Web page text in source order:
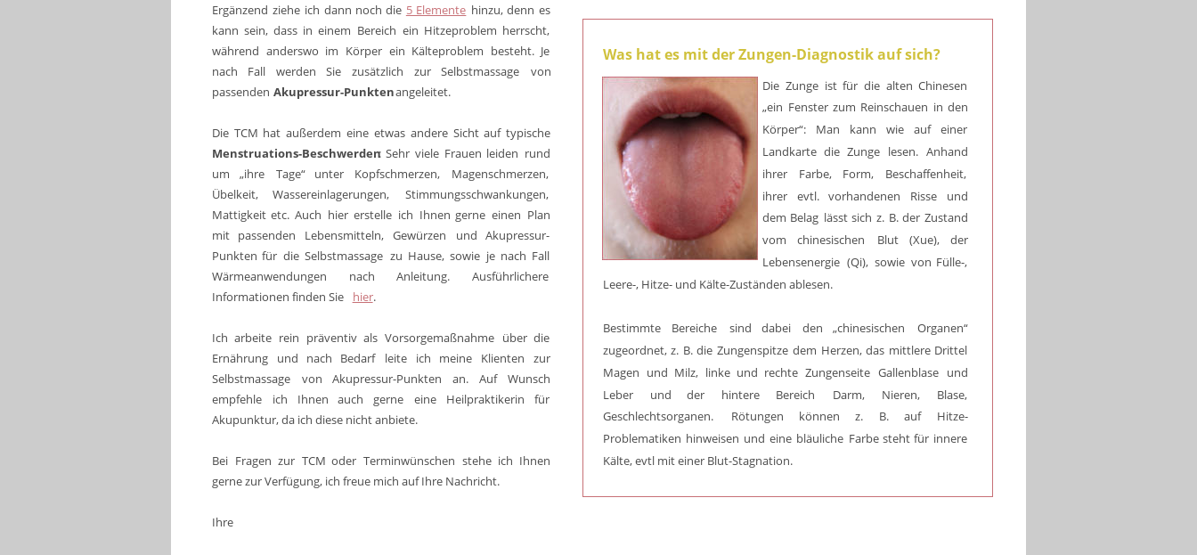
Ergänzend ziehe ich dann noch die 5 Elemente hinzu, denn es
kann sein, dass in einem Bereich ein Hitzeproblem herrscht,
während anderswo im Körper ein Kälteproblem besteht. Je
nach
Fall werden Sie zusätzlich zur Selbstmassage
von
passenden Akupressur-Punkten angeleitet.
Die TCM hat außerdem eine etwas andere Sicht auf typische
Menstruations-Beschwerden: Sehr viele Frauen leiden rund
um
„ihre Tage“ unter Kopfschmerzen,
Magenschmerzen,
Übelkeit,
Wassereinlagerungen,
Stimmungsschwankungen,
Mattigkeit etc. Auch hier erstelle ich Ihnen gerne einen Plan
mit passenden Lebensmitteln, Gewürzen und Akupressur-
Punkten für die Selbstmassage zu Hause, sowie je nach Fall
Wärmeanwendungen
nach Anleitung.
Ausführlichere
Informationen finden Sie
hier.
Ich arbeite rein präventiv als Vorsorgemaßnahme über die
Ernährung
und nach Bedarf leite ich meine Klienten
zur
Selbstmassage
von Akupressur-Punkten an. Auf
Wunsch
empfehle
ich Ihnen auch gerne eine Heilpraktikerin
für
Akupunktur, da ich diese nicht anbiete.
Bei Fragen zur TCM oder Terminwünschen stehe ich Ihnen
gerne zur Verfügung, ich freue mich auf Ihre Nachricht.
Ihre
Was hat es mit der Zungen-Diagnostik auf sich?
Die Zunge ist für die alten Chinesen
„ein Fenster zum Reinschauen in den
Körper“:
Man kann wie auf
einer
Landkarte die Zunge lesen. Anhand
ihrer
Farbe, Form,
Beschaffenheit,
ihrer
evtl. vorhandenen Risse
und
dem Belag lässt sich z. B. der Zustand
vom
chinesischen Blut (Xue),
der
Lebensenergie (Qi), sowie von Fülle-,
Leere-, Hitze- und Kälte-Zuständen ablesen.
Bestimmte Bereiche sind dabei den „chinesischen
Organen“
zugeordnet, z. B. die Zungenspitze dem Herzen, das mittlere Drittel
Magen und Milz, linke und rechte Zungenseite Gallenblase und
Leber
und der hintere Bereich Darm, Nieren,
Blase,
Geschlechtsorganen.
Rötungen können z. B. auf
Hitze-
Problematiken hinweisen und eine bläuliche Farbe steht für innere
Kälte, evtl mit einer Blut-Stagnation.